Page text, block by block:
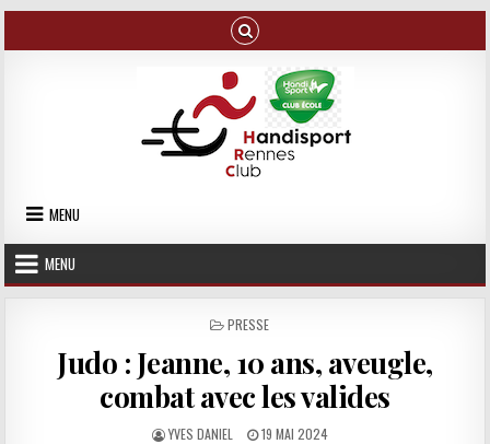
MENU
MENU
POSTED IN
PRESSE
Judo : Jeanne, 10 ans, aveugle,
combat avec les valides
AUTHOR:
YVES DANIEL PUBLISHED DATE:
19 MAI 2024